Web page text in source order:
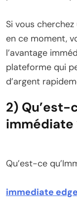
Si vous
en ce moment,
l’avantage
plateforme qui
d’argent
2)
immédiate
Qu’est-ce
immediate edge